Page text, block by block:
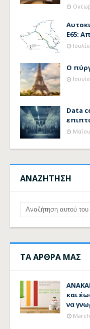
Ε65:
Ο
Data
ΑΝΑΖΗΤΗΣΗ
ΤΑ ΑΡΘΡΑ ΜΑΣ
και
να